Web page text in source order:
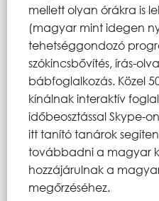
mellett olyan órákra is
(magyar mint idegen
tehetséggondozó
szókincsbővítés, írás-
bábfoglalkozás. Közel
kínálnak interaktív
időbeosztással Skype-
itt tanító tanárok
továbbadni a magyar
hozzájárulnak a
megőrzéséhez.